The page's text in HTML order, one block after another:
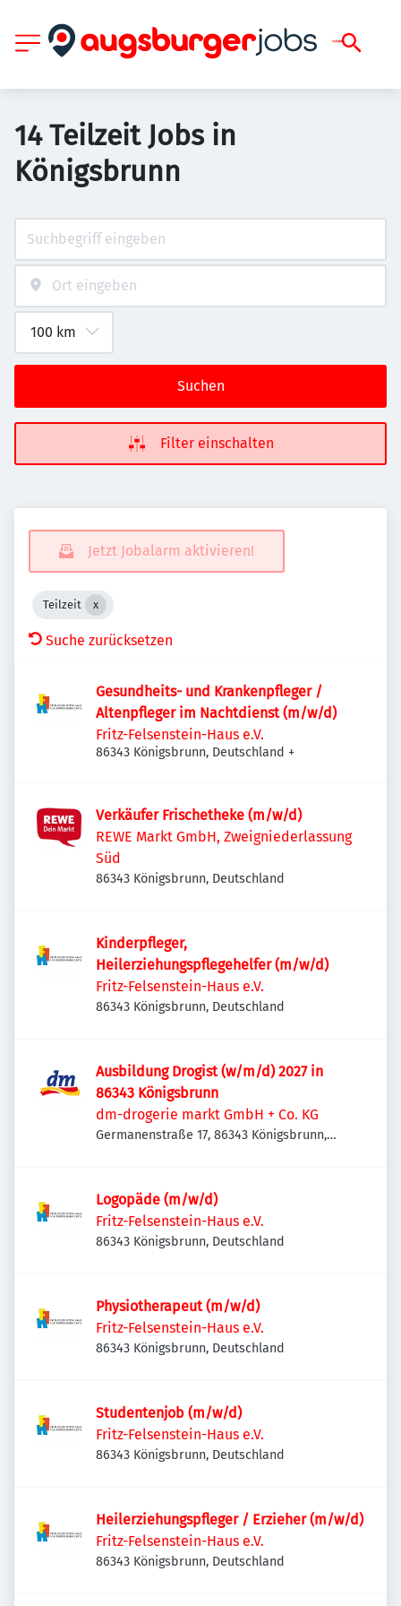
14 Teilzeit Jobs in
Königsbrunn
Suchen
Filter einschalten
Jetzt Jobalarm aktivieren!
Teilzeit
Suche zurücksetzen
Gesundheits- und Krankenpfleger /
Altenpfleger im Nachtdienst (m/w/d)
Fritz-Felsenstein-Haus e.V.
86343 Königsbrunn, Deutschland +
Verkäufer Frischetheke (m/w/d)
REWE Markt GmbH, Zweigniederlassung
Süd
86343 Königsbrunn, Deutschland
Kinderpfleger,
Heilerziehungspflegehelfer (m/w/d)
Fritz-Felsenstein-Haus e.V.
86343 Königsbrunn, Deutschland
Ausbildung Drogist (w/m/d) 2027 in
86343 Königsbrunn
dm-drogerie markt GmbH + Co. KG
Germanenstraße 17, 86343 Königsbrunn,
Logopäde (m/w/d)
Fritz-Felsenstein-Haus e.V.
86343 Königsbrunn, Deutschland
Physiotherapeut (m/w/d)
Fritz-Felsenstein-Haus e.V.
86343 Königsbrunn, Deutschland
Studentenjob (m/w/d)
Fritz-Felsenstein-Haus e.V.
86343 Königsbrunn, Deutschland
Heilerziehungspfleger / Erzieher (m/w/d)
Fritz-Felsenstein-Haus e.V.
86343 Königsbrunn, Deutschland